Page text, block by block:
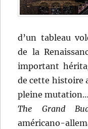
d’un tableau
de la
important
de cette histoire
pleine mutation…
The Grand
américano-